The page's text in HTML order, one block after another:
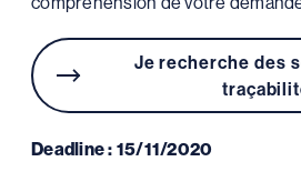
Je recherche des
Deadline : 15/11/2020